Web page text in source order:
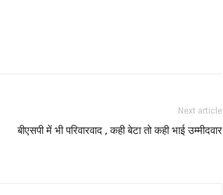
Next article
बीएसपी में भी परिवारवाद , कही बेटा तो कही भाई उम्मीदवार